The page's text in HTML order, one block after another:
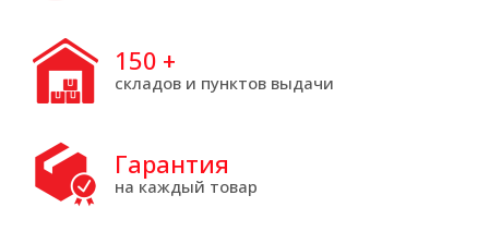
150 +
складов и пунктов выдачи
Гарантия
на каждый товар